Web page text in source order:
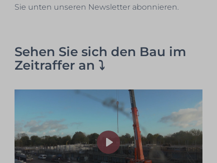
Sie unten unseren Newsletter abonnieren.
Sehen Sie sich den Bau im
Zeitraffer an ⤵
Play